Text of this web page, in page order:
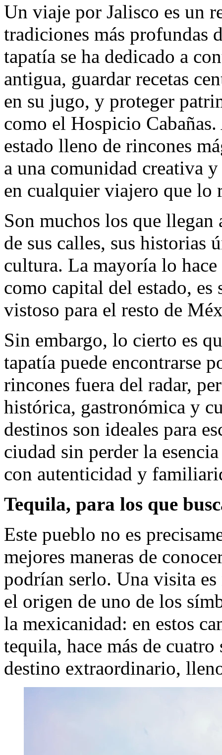
Un viaje por Jalisco es un
tradiciones más profundas
tapatía se ha dedicado a
antigua, guardar recetas
en su jugo, y proteger
como el Hospicio
estado lleno de rincones
a una comunidad creativa
en cualquier viajero que lo
Son muchos los que
de sus calles, sus historias
cultura. La mayoría lo hace
como capital del estado, es
vistoso para el resto de
Sin embargo, lo cierto es
tapatía puede encontrarse
rincones fuera del radar,
histórica, gastronómica y
destinos son ideales para
ciudad sin perder la
con autenticidad y
Tequila, para los que
Este pueblo no es
mejores maneras de
podrían serlo. Una visita es
el origen de uno de los
la mexicanidad: en estos
tequila, hace más de
destino extraordinario,